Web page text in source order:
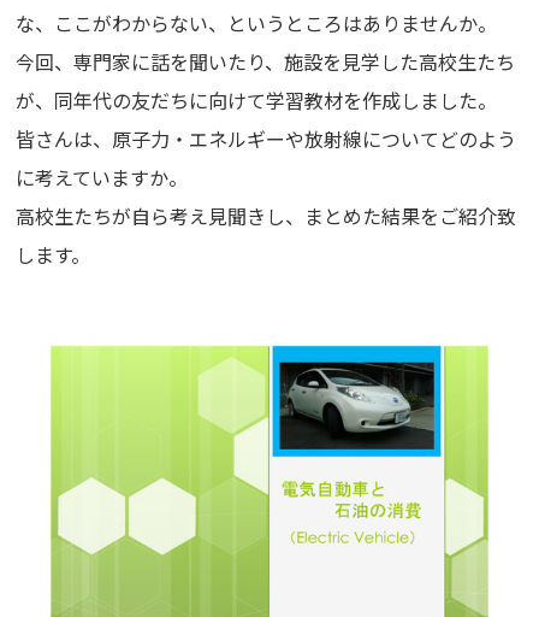
な、ここがわからない、というところはありませんか。
今回、専門家に話を聞いたり、施設を見学した高校生たち
が、同年代の友だちに向けて学習教材を作成しました。
皆さんは、原子力・エネルギーや放射線についてどのよう
に考えていますか。
高校生たちが自ら考え見聞きし、まとめた結果をご紹介致
します。